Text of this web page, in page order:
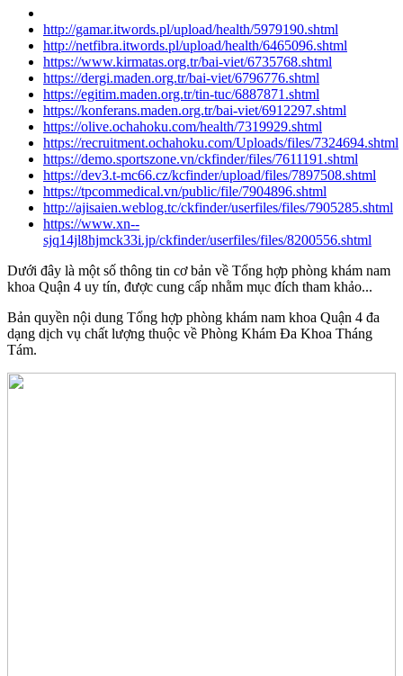
http://gamar.itwords.pl/upload/health/5979190.shtml
http://netfibra.itwords.pl/upload/health/6465096.shtml
https://www.kirmatas.org.tr/bai-viet/6735768.shtml
https://dergi.maden.org.tr/bai-viet/6796776.shtml
https://egitim.maden.org.tr/tin-tuc/6887871.shtml
https://konferans.maden.org.tr/bai-viet/6912297.shtml
https://olive.ochahoku.com/health/7319929.shtml
https://recruitment.ochahoku.com/Uploads/files/7324694.shtml
https://demo.sportszone.vn/ckfinder/files/7611191.shtml
https://dev3.t-mc66.cz/kcfinder/upload/files/7897508.shtml
https://tpcommedical.vn/public/file/7904896.shtml
http://ajisaien.weblog.tc/ckfinder/userfiles/files/7905285.shtml
https://www.xn--
sjq14jl8hjmck33i.jp/ckfinder/userfiles/files/8200556.shtml
Dưới đây là một số thông tin cơ bản về Tổng hợp phòng khám nam
khoa Quận 4 uy tín, được cung cấp nhằm mục đích tham khảo...
Bản quyền nội dung Tổng hợp phòng khám nam khoa Quận 4 đa
dạng dịch vụ chất lượng thuộc về Phòng Khám Đa Khoa Tháng
Tám.